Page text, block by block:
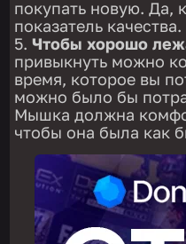
покупать новую. Да,
показатель качества.
Чтобы хорошо
привыкнуть можно
время, которое вы
можно было бы
Мышка должна
чтобы она была как